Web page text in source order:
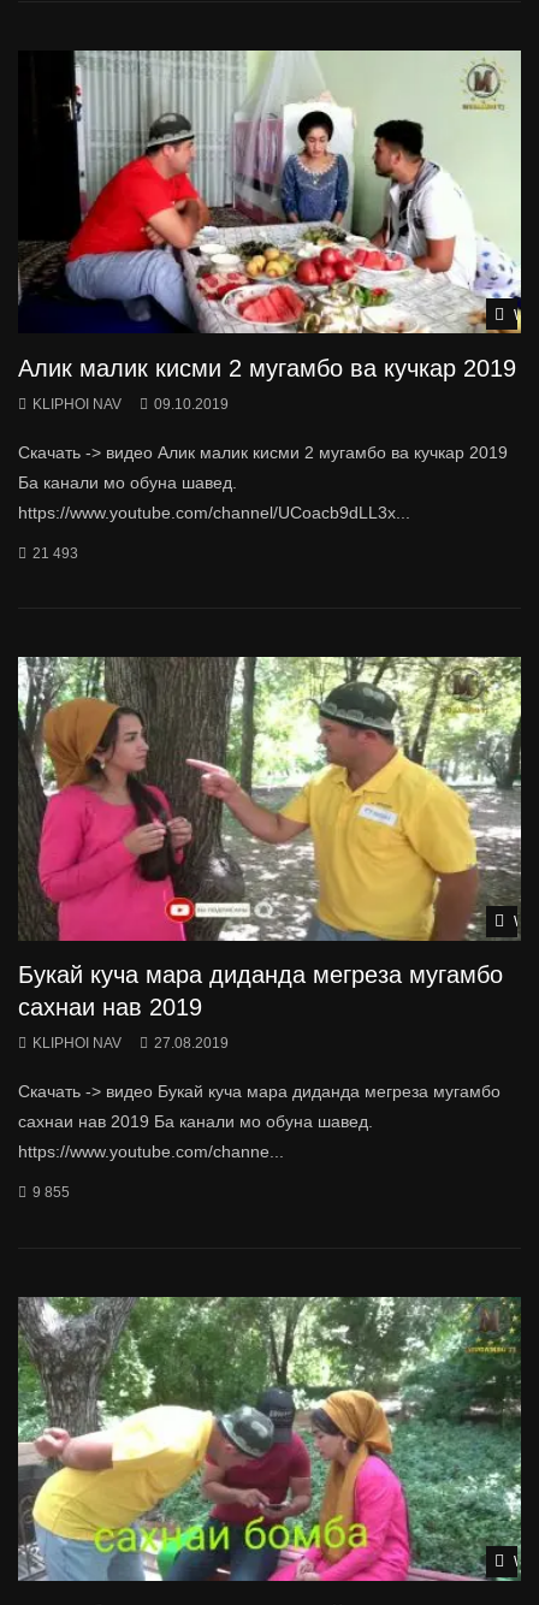
Алик малик кисми 2 мугамбо ва кучкар 2019
KLIPHOI NAV 09.10.2019
Скачать -> видео Алик малик кисми 2 мугамбо ва кучкар 2019
Ба канали мо обуна шавед.
https://www.youtube.com/channel/UCoacb9dLL3x...
21 493
Букай куча мара диданда мегреза мугамбо
сахнаи нав 2019
KLIPHOI NAV 27.08.2019
Скачать -> видео Букай куча мара диданда мегреза мугамбо
сахнаи нав 2019 Ба канали мо обуна шавед.
https://www.youtube.com/channe...
9 855